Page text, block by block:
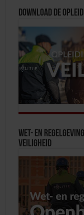
Download de
Wet- en
Veiligheid